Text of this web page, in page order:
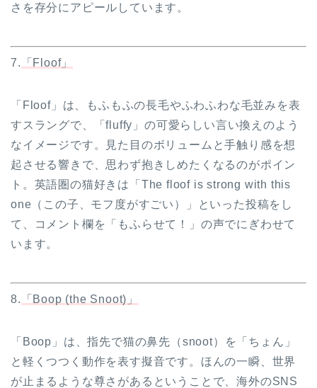
さを存分にアピールしています。
7. 「Floof」
「Floof」は、もふもふの長毛やふわふわな毛並みを表
すスラングで、「fluffy」の可愛らしい言い換えのよう
なイメージです。見た目のボリュームと手触り感を想
起させる響きで、思わず抱きしめたくなるのがポイン
ト。英語圏の猫好きは「The floof is strong with this
one（この子、モフ度がすごい）」といった投稿をし
て、コメント欄を「もふらせて！」の声でにぎわせて
います。
8. 「Boop (the Snoot)」
「Boop」は、指先で猫の鼻先（snoot）を「ちょん」
と軽くつつく動作を表す擬音です。ほんの一瞬、世界
が止まるような尊さがあるということで、海外のSNS